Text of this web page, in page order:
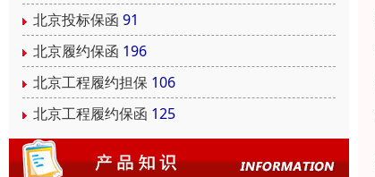
北京投标保函 91
北京履约保函 196
北京工程履约担保 106
北京工程履约保函 125